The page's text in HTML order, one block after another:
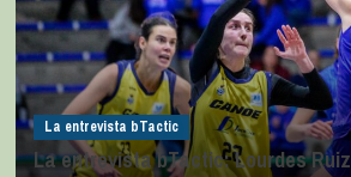
La entrevista bTactic
La entrevista bTactic: Lourdes Ruiz